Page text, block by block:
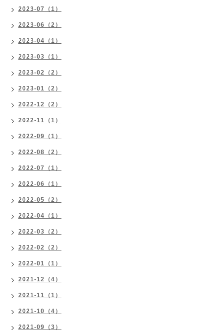
2023-07（1）
2023-06（2）
2023-04（1）
2023-03（1）
2023-02（2）
2023-01（2）
2022-12（2）
2022-11（1）
2022-09（1）
2022-08（2）
2022-07（1）
2022-06（1）
2022-05（2）
2022-04（1）
2022-03（2）
2022-02（2）
2022-01（1）
2021-12（4）
2021-11（1）
2021-10（4）
2021-09（3）